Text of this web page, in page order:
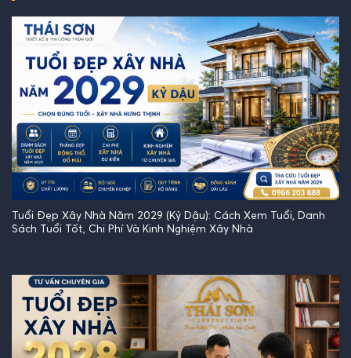
Tuổi Đẹp Xây Nhà Năm 2029 (Kỷ Dậu): Cách Xem Tuổi, Danh
Sách Tuổi Tốt, Chi Phí Và Kinh Nghiệm Xây Nhà